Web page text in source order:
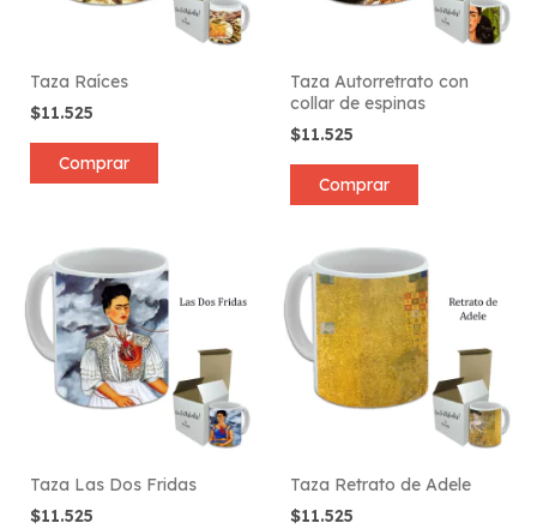
Taza Raíces
$11.525
Comprar
Taza Autorretrato con
collar de espinas
$11.525
Comprar
Taza Las Dos Fridas
$11.525
Taza Retrato de Adele
$11.525